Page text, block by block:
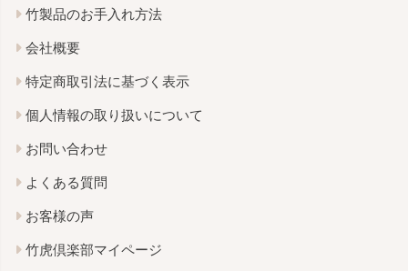
竹製品のお手入れ方法
会社概要
特定商取引法に基づく表示
個人情報の取り扱いについて
お問い合わせ
よくある質問
お客様の声
竹虎倶楽部マイページ